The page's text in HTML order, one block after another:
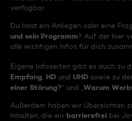
verfügbar.
Du hast ein Anliegen oder eine
und sein Programm? Auf der hier
alle wichtigen Infos für dich
Eigene Infoseiten gibt es auch zu
Empfang HD und UHD sowie zu
einer Störung?“ und „ Warum
Außerdem haben wir Übersichten
Inhalten, die wir barrierefrei bei